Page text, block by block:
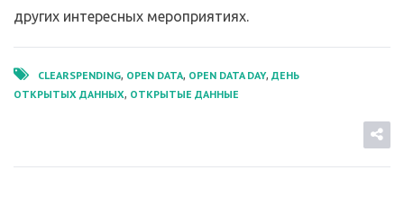
других интересных мероприятиях.
CLEARSPENDING, OPEN DATA, OPEN DATA DAY, ДЕНЬ
ОТКРЫТЫХ ДАННЫХ, ОТКРЫТЫЕ ДАННЫЕ